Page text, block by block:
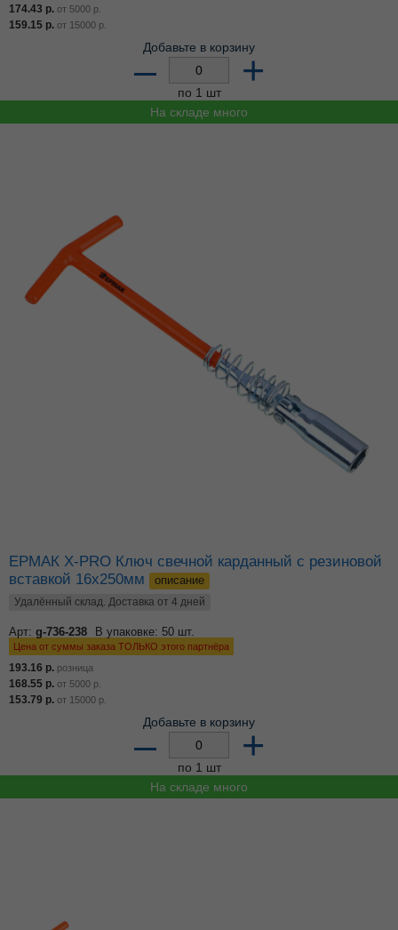
174.43 р. от 5000 р.
159.15 р. от 15000 р.
Добавьте в корзину
– +
по 1 шт
На складе много
ЕРМАК X-PRO Ключ свечной карданный с резиновой
вставкой 16x250мм
описание
Удалённый склад. Доставка от 4 дней
Арт: g-736-238 В упаковке: 50 шт.
Цена от суммы заказа ТОЛЬКО этого партнёра
193.16 р. розница
168.55 р. от 5000 р.
153.79 р. от 15000 р.
Добавьте в корзину
– +
по 1 шт
На складе много